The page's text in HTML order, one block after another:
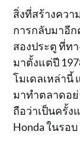
สิ่งที่สร้างควา
การกลับมาอี
สองประตู ที่ท
มาตั้งแต่ปี
โมเดลเหล่านี้
มาทำตลาดอย่
ถือว่าเป็นครั้ง
Honda ในรอ